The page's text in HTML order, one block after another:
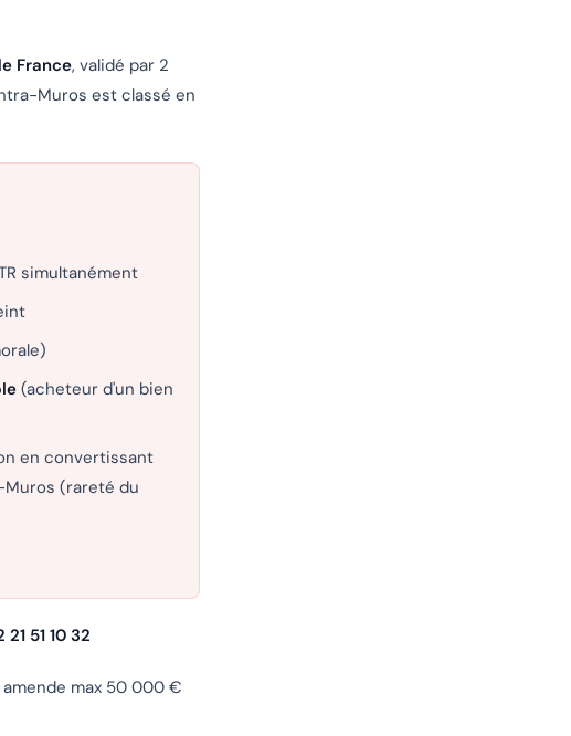
France, validé par 2
Muros est classé en
simultanément
(acheteur d'un bien
en convertissant
(rareté du
21 51 10 32
amende max 50 000 €